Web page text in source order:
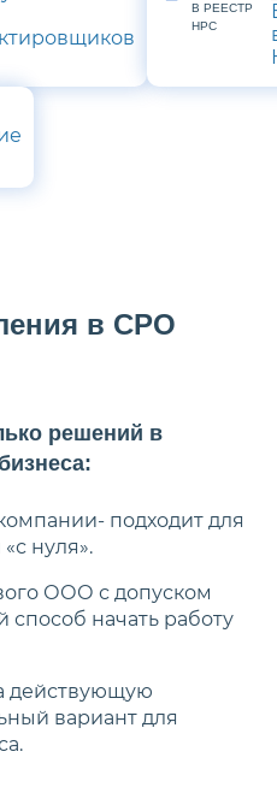
В РЕЕСТР
НРС
в СРО
решений в
подходит для
нуля».
ООО с допуском
начать работу
действующую
вариант для